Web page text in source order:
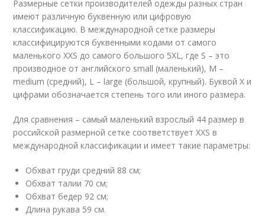
Размерные сетки производителей одежды разных стран
имеют различную буквенную или цифровую
классификацию. В международной сетке размеры
классифицируются буквенными кодами от самого
маленького XXS до самого большого 5XL, где S – это
производное от английского small (маленький), M –
medium (средний), L – large (большой, крупный). Буквой X и
цифрами обозначается степень того или иного размера.
Для сравнения – самый маленький взрослый 44 размер в
российской размерной сетке соответствует XXS в
международной классификации и имеет такие параметры:
Обхват груди средний 88 см;
Обхват талии 70 см;
Обхват бедер 92 см;
Длина рукава 59 см.